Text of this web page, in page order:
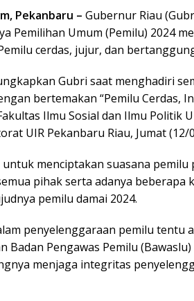
e
gr
m
ai
l
t ar
e
Pekanbaru – Gubernur Riau
Pemilihan Umum (Pemilu) 2024
cerdas, jujur, dan
Gubri saat menghadiri
bertemakan “Pemilu Cerdas,
Ilmu Sosial dan Ilmu Politik
UIR Pekanbaru Riau, Jumat (12/
menciptakan suasana pemilu
pihak serta adanya beberapa
pemilu damai 2024.
penyelenggaraan pemilu tentu
Badan Pengawas Pemilu
menjaga integritas